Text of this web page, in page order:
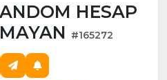
HESAP
#165272